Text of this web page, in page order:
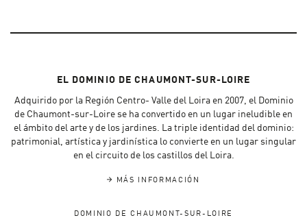
EL DOMINIO DE CHAUMONT-SUR-LOIRE
Adquirido por la Región Centro- Valle del Loira en 2007, el Dominio
de Chaumont-sur-Loire se ha convertido en un lugar ineludible en
el ámbito del arte y de los jardines. La triple identidad del dominio:
patrimonial, artística y jardinística lo convierte en un lugar singular
en el circuito de los castillos del Loira.
MÁS INFORMACIÓN
DOMINIO DE CHAUMONT-SUR-LOIRE